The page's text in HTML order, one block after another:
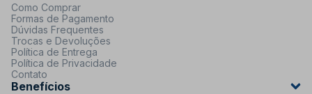
Como Comprar
Formas de Pagamento
Dúvidas Frequentes
Trocas e Devoluções
Política de Entrega
Política de Privacidade
Contato
Benefícios